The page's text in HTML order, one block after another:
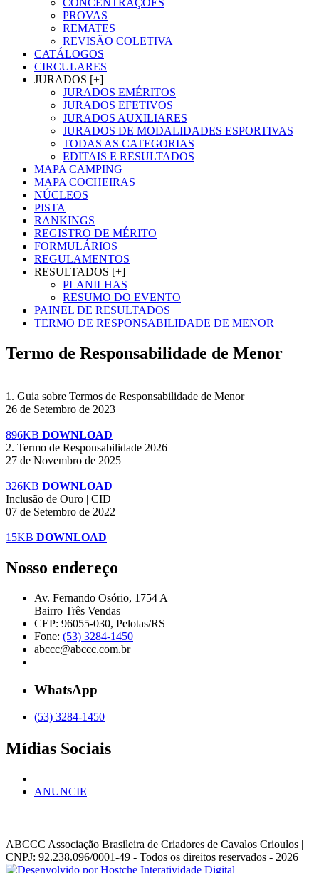
CONCENTRAÇÕES
PROVAS
REMATES
REVISÃO COLETIVA
CATÁLOGOS
CIRCULARES
JURADOS [+]
JURADOS EMÉRITOS
JURADOS EFETIVOS
JURADOS AUXILIARES
JURADOS DE MODALIDADES ESPORTIVAS
TODAS AS CATEGORIAS
EDITAIS E RESULTADOS
MAPA CAMPING
MAPA COCHEIRAS
NÚCLEOS
PISTA
RANKINGS
REGISTRO DE MÉRITO
FORMULÁRIOS
REGULAMENTOS
RESULTADOS [+]
PLANILHAS
RESUMO DO EVENTO
PAINEL DE RESULTADOS
TERMO DE RESPONSABILIDADE DE MENOR
Termo de Responsabilidade de Menor
1. Guia sobre Termos de Responsabilidade de Menor
26 de Setembro de 2023
896KB DOWNLOAD
2. Termo de Responsabilidade 2026
27 de Novembro de 2025
326KB DOWNLOAD
Inclusão de Ouro | CID
07 de Setembro de 2022
15KB DOWNLOAD
Nosso endereço
Av. Fernando Osório, 1754 A
Bairro Três Vendas
CEP: 96055-030, Pelotas/RS
Fone: (53) 3284-1450
abccc@abccc.com.br
WhatsApp
(53) 3284-1450
Mídias Sociais
ANUNCIE
ABCCC Associação Brasileira de Criadores de Cavalos Crioulos |
CNPJ: 92.238.096/0001-49 - Todos os direitos reservados - 2026